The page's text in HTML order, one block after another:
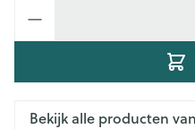
Bekijk alle producten